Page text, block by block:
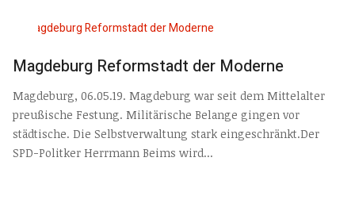
Magdeburg Reformstadt der Moderne
Magdeburg, 06.05.19. Magdeburg war seit dem Mittelalter
preußische Festung. Militärische Belange gingen vor
städtische. Die Selbstverwaltung stark eingeschränkt.Der
SPD-Politker Herrmann Beims wird...